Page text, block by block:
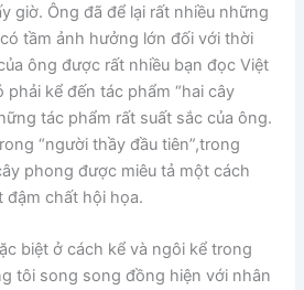
giờ. Ông đã để lại rất nhiều những
tầm ảnh hưởng lớn đối với thời
ông được rất nhiều bạn đọc Việt
kể đến tác phẩm “hai cây
tác phẩm rất suất sắc của ông.
“người thầy đầu tiên”,trong
phong được miêu tả một cách
đậm chất hội họa.
biệt ở cách kể và ngôi kể trong
tôi song song đồng hiện với nhân